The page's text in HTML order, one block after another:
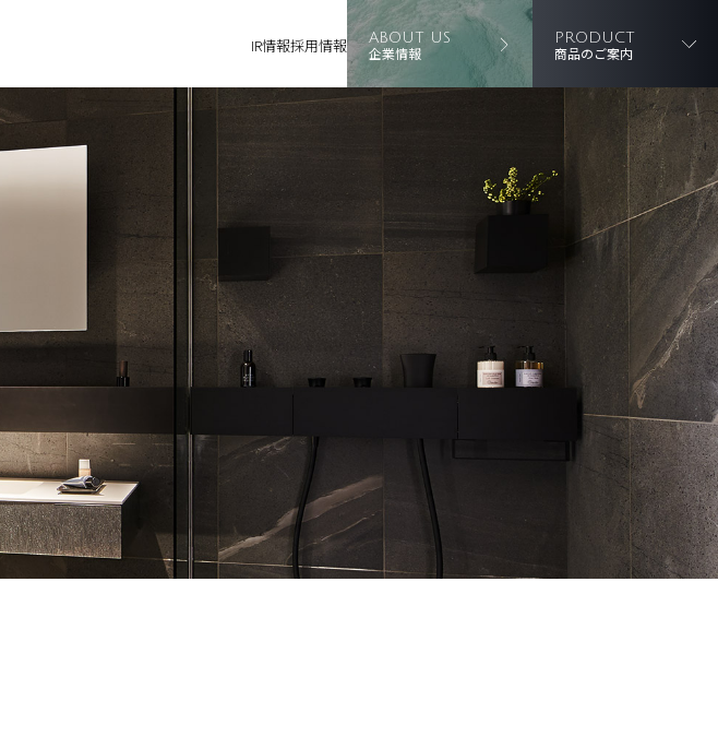
IR情報採用情報 ABOUT US
企業情報
PRODUCT
商品のご案内